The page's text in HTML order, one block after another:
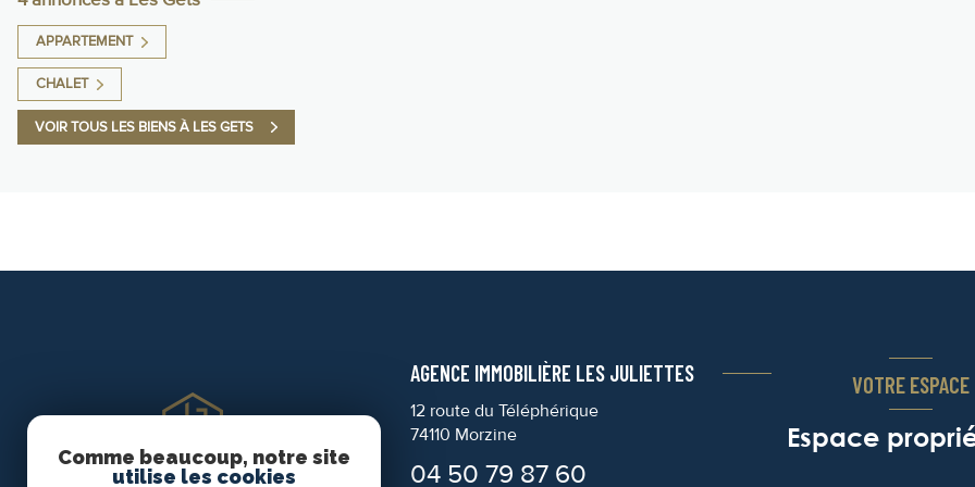
APPARTEMENT
CHALET
VOIR TOUS LES BIENS À LES GETS
AGENCE IMMOBILIÈRE LES JULIETTES
12 route du Téléphérique
74110 Morzine
04 50 79 87 60
VOTRE ESPACE
Espace
Comme beaucoup, notre site
utilise les cookies